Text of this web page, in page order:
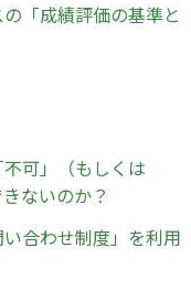
「成績評価の基準と
可」（もしくは
ないのか？
合わせ制度」を利用